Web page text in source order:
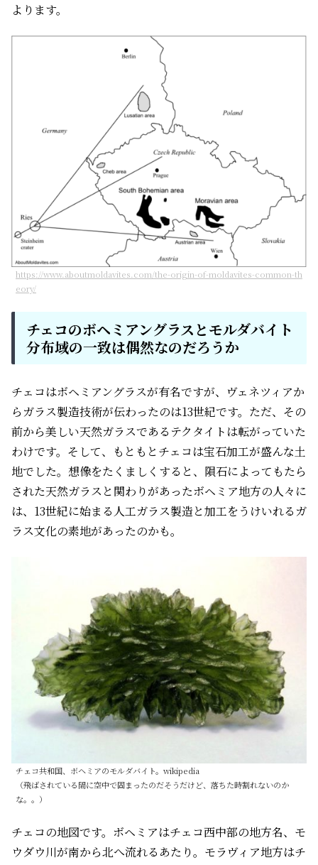
よります。
https://www.aboutmoldavites.com/the-origin-of-moldavites-common-th
eory/
チェコのボヘミアングラスとモルダバイト
分布域の一致は偶然なのだろうか
チェコはボヘミアングラスが有名ですが、ヴェネツィアか
らガラス製造技術が伝わったのは13世紀です。ただ、その
前から美しい天然ガラスであるテクタイトは転がっていた
わけです。そして、もともとチェコは宝石加工が盛んな土
地でした。想像をたくましくすると、隕石によってもたら
された天然ガラスと関わりがあったボヘミア地方の人々に
は、13世紀に始まる人工ガラス製造と加工をうけいれるガ
ラス文化の素地があったのかも。
チェコ共和国、ボヘミアのモルダバイト。wikipedia
（飛ばされている間に空中で固まったのだそうだけど、落ちた時割れないのか
な。。）
チェコの地図です。ボヘミアはチェコ西中部の地方名、モ
ウダウ川が南から北へ流れるあたり。モラヴィア地方はチ